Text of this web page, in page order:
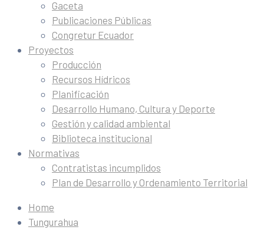
Gaceta
Publicaciones Públicas
Congretur Ecuador
Proyectos
Producción
Recursos Hídricos
Planificación
Desarrollo Humano, Cultura y Deporte
Gestión y calidad ambiental
Biblioteca institucional
Normativas
Contratistas incumplidos
Plan de Desarrollo y Ordenamiento Territorial
Home
Tungurahua